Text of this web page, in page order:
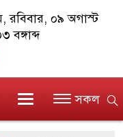
, রবিবার, ০৯ অগাস্ট
বঙ্গাব্দ
সকল